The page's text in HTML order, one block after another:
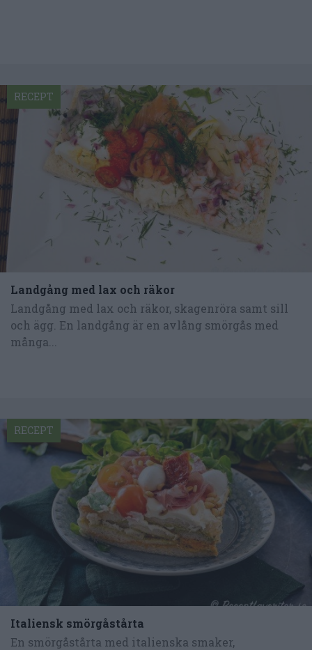
Landgång med lax och räkor
Landgång med lax och räkor, skagenröra samt sill
och ägg. En landgång är en avlång smörgås med
många...
RECEPT
Italiensk smörgåstårta
En smörgåstårta med italienska smaker,
RECEPT